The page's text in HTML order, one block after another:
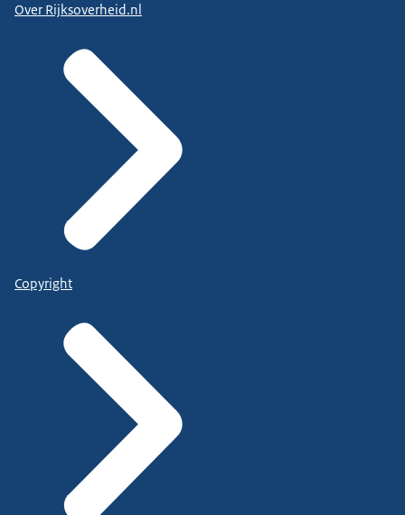
Over Rijksoverheid.nl
Copyright